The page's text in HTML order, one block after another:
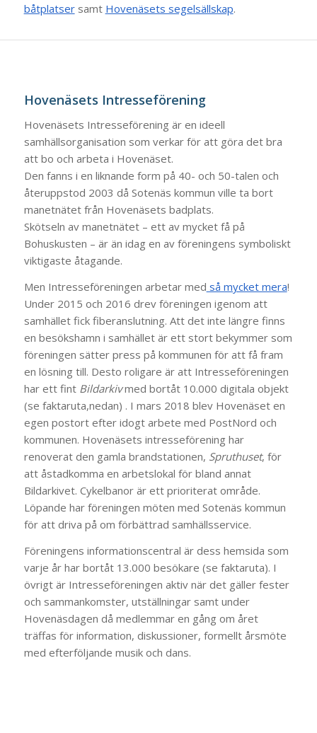
båtplatsersamt Hovenäsets segelsällskap.
Hovenäsets Intresseförening
Hovenäsets Intresseförening är en ideell
samhällsorganisation som verkar för att göra det bra
att bo och arbeta i Hovenäset.
Den fanns i en liknande form på 40- och 50-talen och
återuppstod 2003 då Sotenäs kommun ville ta bort
manetnätet från Hovenäsets badplats.
Skötseln av manetnätet – ett av mycket få på
Bohuskusten – är än idag en av föreningens symboliskt
viktigaste åtagande.
Men Intresseföreningen arbetar med så mycket mera!
Under 2015 och 2016 drev föreningen igenom att
samhället fick fiberanslutning. Att det inte längre finns
en besökshamn i samhället är ett stort bekymmer som
föreningen sätter press på kommunen för att få fram
en lösning till. Desto roligare är att Intresseföreningen
har ett fint Bildarkivmed bortåt 10.000 digitala objekt
(se faktaruta,nedan) . I mars 2018 blev Hovenäset en
egen postort efter idogt arbete med PostNord och
kommunen. Hovenäsets intresseförening har
renoverat den gamla brandstationen, Spruthuset, för
att åstadkomma en arbetslokal för bland annat
Bildarkivet. Cykelbanor är ett prioriterat område.
Löpande har föreningen möten med Sotenäs kommun
för att driva på om förbättrad samhällsservice.
Föreningens informationscentral är dess hemsida som
varje år har bortåt 13.000 besökare (se faktaruta). I
övrigt är Intresseföreningen aktiv när det gäller fester
och sammankomster, utställningar samt under
Hovenäsdagen då medlemmar en gång om året
träffas för information, diskussioner, formellt årsmöte
med efterföljande musik och dans.